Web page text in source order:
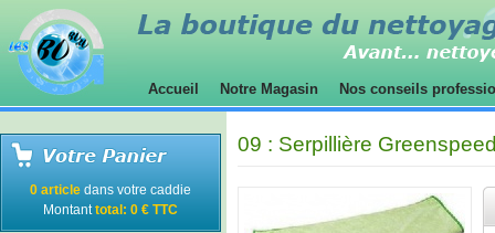
Accueil Notre Magasin Nos conseils
0 article dans votre caddie
Montanttotal: 0 € TTC
09 : Serpillière